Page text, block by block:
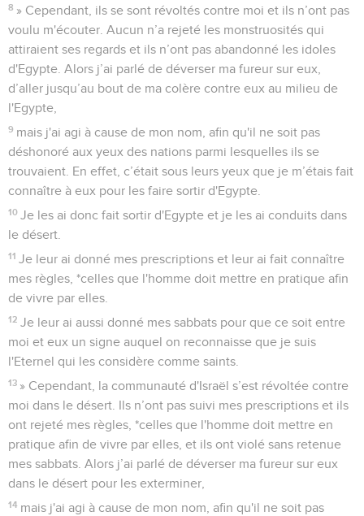
8 » Cependant, ils se sont révoltés contre moi et ils n’ont pas
voulu m'écouter. Aucun n’a rejeté les monstruosités qui
attiraient ses regards et ils n’ont pas abandonné les idoles
d'Egypte. Alors j’ai parlé de déverser ma fureur sur eux,
d’aller jusqu’au bout de ma colère contre eux au milieu de
l'Egypte,
9 mais j'ai agi à cause de mon nom, afin qu'il ne soit pas
déshonoré aux yeux des nations parmi lesquelles ils se
trouvaient. En effet, c’était sous leurs yeux que je m’étais fait
connaître à eux pour les faire sortir d'Egypte.
10 Je les ai donc fait sortir d'Egypte et je les ai conduits dans
le désert.
11 Je leur ai donné mes prescriptions et leur ai fait connaître
mes règles, *celles que l'homme doit mettre en pratique afin
de vivre par elles.
12 Je leur ai aussi donné mes sabbats pour que ce soit entre
moi et eux un signe auquel on reconnaisse que je suis
l'Eternel qui les considère comme saints.
13 » Cependant, la communauté d'Israël s’est révoltée contre
moi dans le désert. Ils n’ont pas suivi mes prescriptions et ils
ont rejeté mes règles, *celles que l'homme doit mettre en
pratique afin de vivre par elles, et ils ont violé sans retenue
mes sabbats. Alors j’ai parlé de déverser ma fureur sur eux
dans le désert pour les exterminer,
14 mais j'ai agi à cause de mon nom, afin qu'il ne soit pas